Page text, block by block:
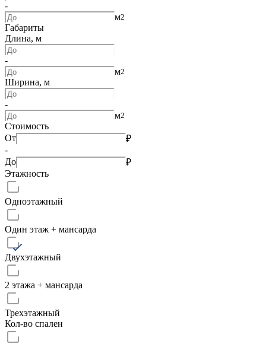
-
м2
Габариты
Длина, м
-
м2
Ширина, м
-
м2
Стоимость
От
₽
-
До
₽
Этажность
Одноэтажный
Один этаж + мансарда
Двухэтажный
2 этажа + мансарда
Трехэтажный
Кол-во спален